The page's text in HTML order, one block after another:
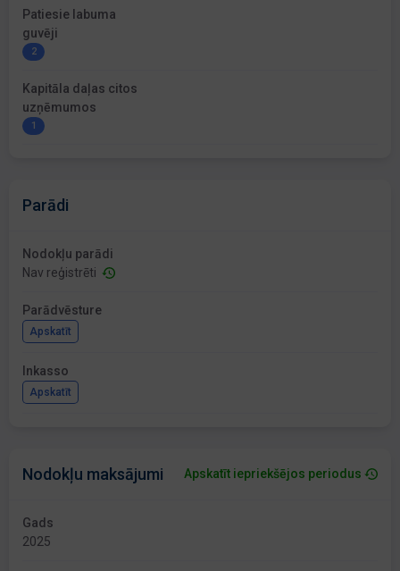
Patiesie labuma
guvēji
2
Kapitāla daļas citos
uzņēmumos
1
Parādi
Nodokļu parādi
Nav reģistrēti
Parādvēsture
Apskatīt
Inkasso
Apskatīt
Nodokļu maksājumi Apskatīt iepriekšējos periodus
Gads
2025